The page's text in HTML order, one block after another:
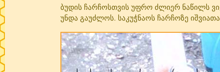
ბუდის ჩარჩოსთვის უფრო ძლიერ ნაწილს
უნდა გაუძლოს. საკუჭნაოს ჩარჩოზე